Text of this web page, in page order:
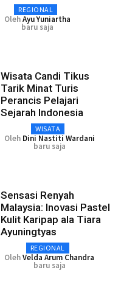
REGIONAL
OlehAyu Yuniartha
baru saja
Wisata Candi Tikus
Tarik Minat Turis
Perancis Pelajari
Sejarah Indonesia
WISATA
Oleh Dini Nastiti Wardani
baru saja
Sensasi Renyah
Malaysia: Inovasi Pastel
Kulit Karipap ala Tiara
Ayuningtyas
REGIONAL
OlehVelda Arum Chandra
baru saja